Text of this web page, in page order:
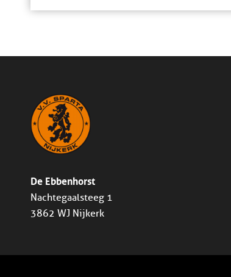
De Ebbenhorst
Nachtegaalsteeg 1
3862 WJ Nijkerk